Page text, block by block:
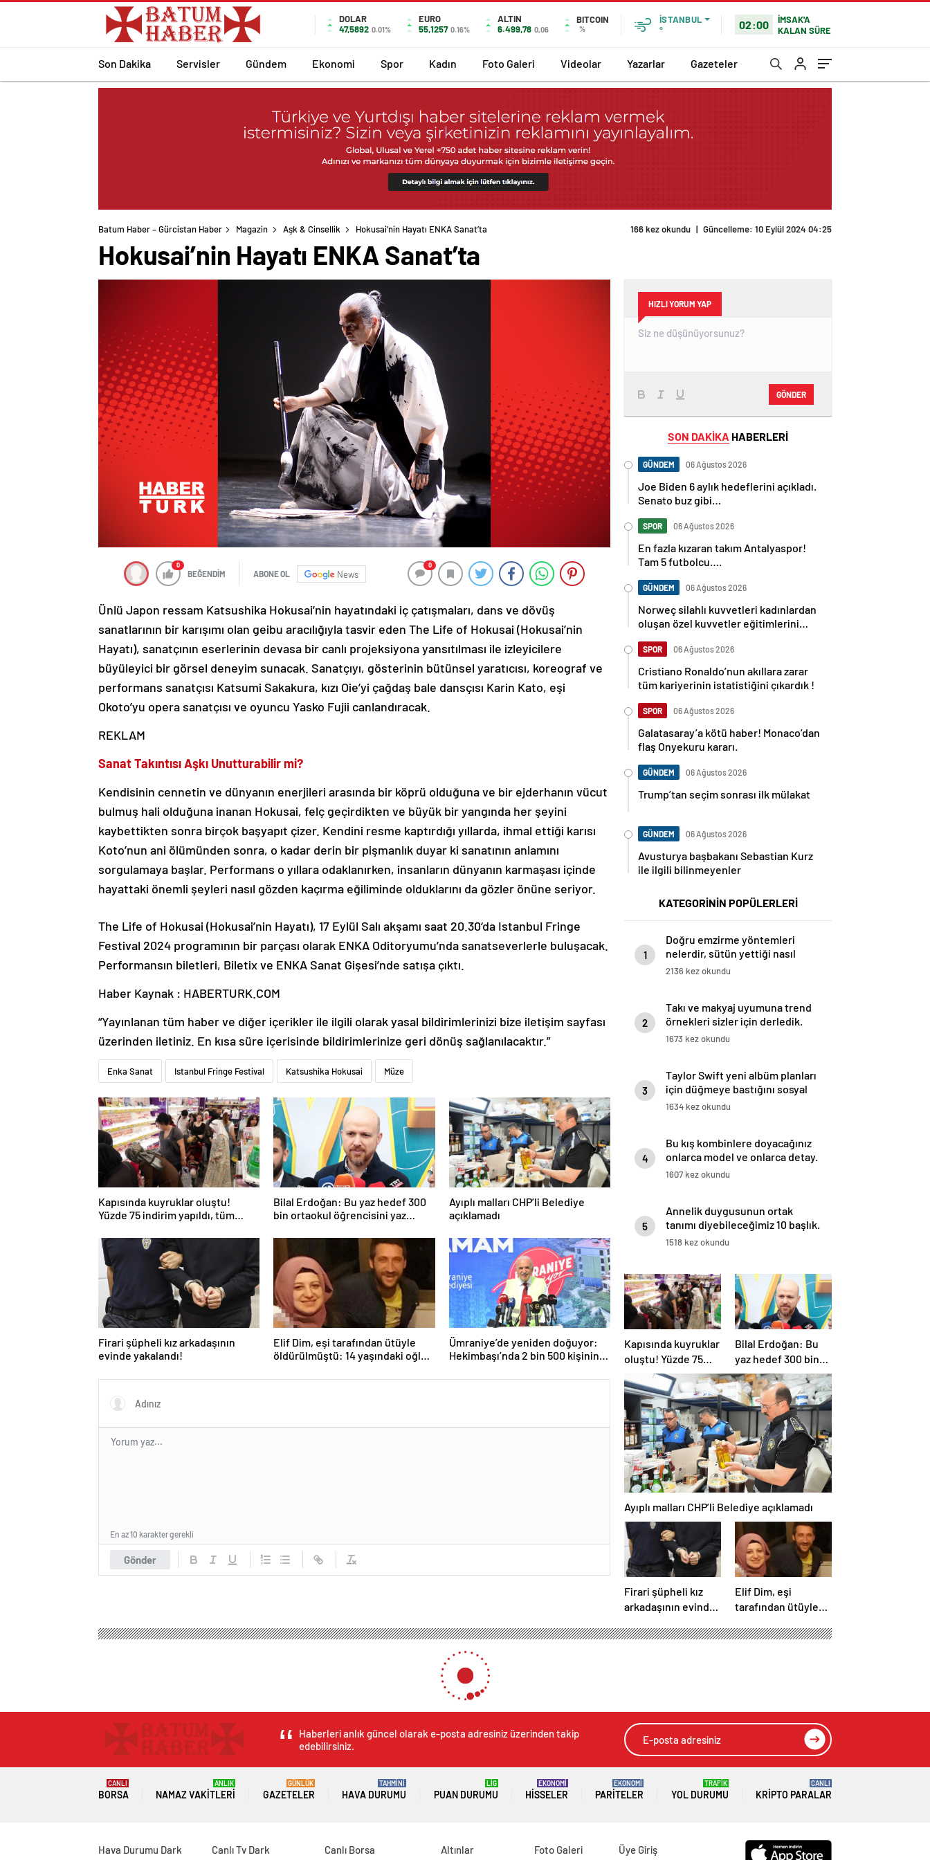
DOLAR
47,5892 0.01%
EURO
55,1257 0.16%
ALTIN
6.499,78 0,06
BITCOIN
%
İSTANBUL
°
02:00
İMSAK'A
KALAN SÜRE
Son Dakika Servisler Gündem Ekonomi Spor Kadın Foto Galeri Videolar Yazarlar Gazeteler
Batum Haber – Gürcistan Haber Magazin Aşk & Cinsellik Hokusai’nin Hayatı ENKA Sanat’ta
Hokusai’nin Hayatı ENKA Sanat’ta
0
BEĞENDİM ABONE OL News
0
Ünlü Japon ressam Katsushika Hokusai’nin hayatındaki iç çatışmaları, dans ve dövüş
sanatlarının bir karışımı olan geibu aracılığıyla tasvir eden The Life of Hokusai (Hokusai’nin
Hayatı), sanatçının eserlerinin devasa bir canlı projeksiyona yansıtılması ile izleyicilere
büyüleyici bir görsel deneyim sunacak. Sanatçıyı, gösterinin bütünsel yaratıcısı, koreograf ve
performans sanatçısı Katsumi Sakakura, kızı Oie’yi çağdaş bale dansçısı Karin Kato, eşi
Okoto’yu opera sanatçısı ve oyuncu Yasko Fujii canlandıracak.
REKLAM
Sanat Takıntısı Aşkı Unutturabilir mi?
Kendisinin cennetin ve dünyanın enerjileri arasında bir köprü olduğuna ve bir ejderhanın vücut
bulmuş hali olduğuna inanan Hokusai, felç geçirdikten ve büyük bir yangında her şeyini
kaybettikten sonra birçok başyapıt çizer. Kendini resme kaptırdığı yıllarda, ihmal ettiği karısı
Koto’nun ani ölümünden sonra, o kadar derin bir pişmanlık duyar ki sanatının anlamını
sorgulamaya başlar. Performans o yıllara odaklanırken, insanların dünyanın karmaşası içinde
hayattaki önemli şeyleri nasıl gözden kaçırma eğiliminde olduklarını da gözler önüne seriyor.
The Life of Hokusai (Hokusai’nin Hayatı), 17 Eylül Salı akşamı saat 20.30‘da Istanbul Fringe
Festival 2024 programının bir parçası olarak ENKA Oditoryumu’nda sanatseverlerle buluşacak.
Performansın biletleri, Biletix ve ENKA Sanat Gişesi’nde satışa çıktı.
Haber Kaynak : HABERTURK.COM
“Yayınlanan tüm haber ve diğer içerikler ile ilgili olarak yasal bildirimlerinizi bize iletişim sayfası
üzerinden iletiniz. En kısa süre içerisinde bildirimlerinize geri dönüş sağlanılacaktır.”
Enka Sanat Istanbul Fringe Festival Katsushika Hokusai Müze
Kapısında kuyruklar oluştu!
Yüzde 75 indirim yapıldı, tüm
Bilal Erdoğan: Bu yaz hedef 300
bin ortaokul öğrencisini yaz
Ayıplı malları CHP’li Belediye
açıklamadı
Firari şüpheli kız arkadaşının
evinde yakalandı!
Elif Dim, eşi tarafından ütüyle
öldürülmüştü: 14 yaşındaki oğlu
Ümraniye’de yeniden doğuyor:
Hekimbaşı’nda 2 bin 500 kişinin
Gönder
En az 10 karakter gerekli
HIZLI YORUM YAP
GÖNDER
SON DAKİKA HABERLERİ
GÜNDEM 06 Ağustos 2026
Joe Biden 6 aylık hedeflerini açıkladı.
Senato buz gibi…
SPOR 06 Ağustos 2026
En fazla kızaran takım Antalyaspor!
Tam 5 futbolcu….
GÜNDEM 06 Ağustos 2026
Norweç silahlı kuvvetleri kadınlardan
oluşan özel kuvvetler eğitimlerini
SPOR 06 Ağustos 2026
Cristiano Ronaldo’nun akıllara zarar
tüm kariyerinin istatistiğini çıkardık !
SPOR 06 Ağustos 2026
Galatasaray’a kötü haber! Monaco’dan
flaş Onyekuru kararı.
GÜNDEM 06 Ağustos 2026
Trump’tan seçim sonrası ilk mülakat
GÜNDEM 06 Ağustos 2026
Avusturya başbakanı Sebastian Kurz
ile ilgili bilinmeyenler
KATEGORİNİN POPÜLERLERİ
1
Doğru emzirme yöntemleri
nelerdir, sütün yettiği nasıl
anlaşılır?
2136 kez okundu
2
Takı ve makyaj uyumuna trend
örnekleri sizler için derledik.
1673 kez okundu
3
Taylor Swift yeni albüm planları
için düğmeye bastığını sosyal
medyadan duyurdu!
1634 kez okundu
4
Bu kış kombinlere doyacağınız
onlarca model ve onlarca detay.
1607 kez okundu
5
Annelik duygusunun ortak
tanımı diyebileceğimiz 10 başlık.
1518 kez okundu
Kapısında kuyruklar
oluştu! Yüzde 75
indirim yapıldı, tüm
ürünler kapış kapış
gitti
Bilal Erdoğan: Bu
yaz hedef 300 bin
ortaokul
öğrencisini yaz
okullarında
ağırlamak
Ayıplı malları CHP’li Belediye açıklamadı
Firari şüpheli kız
arkadaşının evinde
Elif Dim, eşi
tarafından ütüyle
yaşındaki oğlu
Oda Müziği Festivali Quatuor Ebène konserilye sona eriyor
Oda Müziği Festivali Quatuor Ebène konserilye sona eriyor